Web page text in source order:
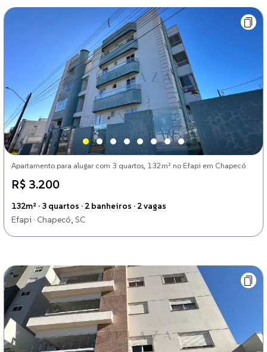
Apartamento para alugar com 3 quartos, 132m² no Efapi em Chapecó
R$ 3.200
132m² · 3 quartos · 2 banheiros · 2 vagas
Efapi · Chapecó, SC